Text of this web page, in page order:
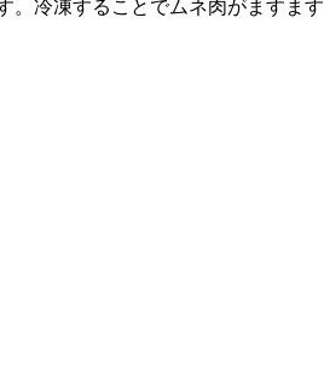
。冷凍することでムネ肉がますます